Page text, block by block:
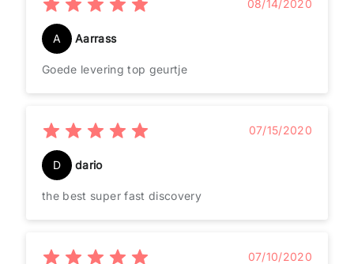
08/14/2020
A Aarrass
Goede levering top geurtje
07/15/2020
D dario
the best super fast discovery
07/10/2020